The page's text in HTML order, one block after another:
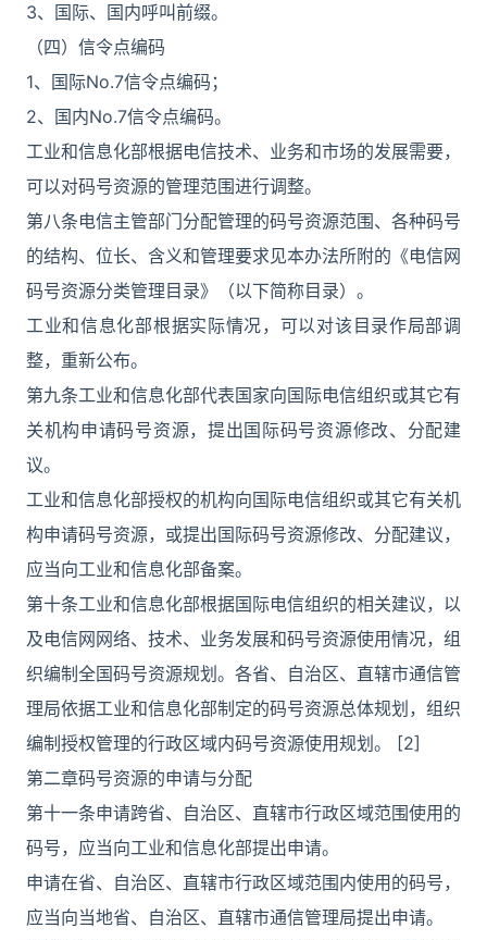
3、国际、国内呼叫前缀。
（四）信令点编码
1、国际No.7信令点编码；
2、国内No.7信令点编码。
工业和信息化部根据电信技术、业务和市场的发展需要，
可以对码号资源的管理范围进行调整。
第八条电信主管部门分配管理的码号资源范围、各种码号
的结构、位长、含义和管理要求见本办法所附的《电信网
码号资源分类管理目录》（以下简称目录）。
工业和信息化部根据实际情况，可以对该目录作局部调
整，重新公布。
第九条工业和信息化部代表国家向国际电信组织或其它有
关机构申请码号资源，提出国际码号资源修改、分配建
议。
工业和信息化部授权的机构向国际电信组织或其它有关机
构申请码号资源，或提出国际码号资源修改、分配建议，
应当向工业和信息化部备案。
第十条工业和信息化部根据国际电信组织的相关建议，以
及电信网网络、技术、业务发展和码号资源使用情况，组
织编制全国码号资源规划。各省、自治区、直辖市通信管
理局依据工业和信息化部制定的码号资源总体规划，组织
编制授权管理的行政区域内码号资源使用规划。 [2]
第二章码号资源的申请与分配
第十一条申请跨省、自治区、直辖市行政区域范围使用的
码号，应当向工业和信息化部提出申请。
申请在省、自治区、直辖市行政区域范围内使用的码号，
应当向当地省、自治区、直辖市通信管理局提出申请。